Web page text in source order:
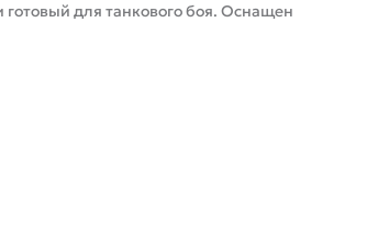
для танкового боя. Оснащен